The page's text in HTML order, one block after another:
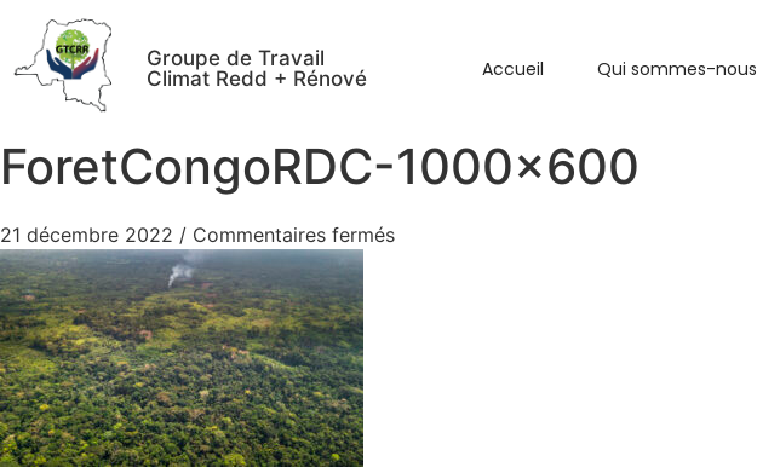
Groupe de Travail
Climat Redd + Rénové
Accueil Qui sommes-nous
ForetCongoRDC-1000×600
21 décembre 2022 / Commentaires fermés